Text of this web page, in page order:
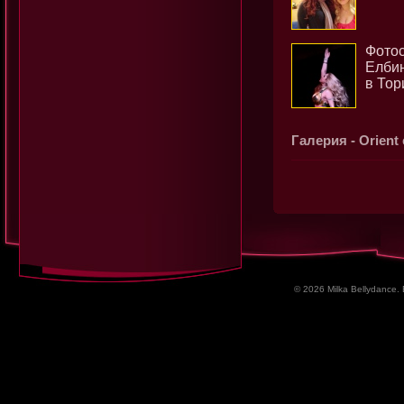
в
Галерия - Orient
© 2026 Milka Bellydance.